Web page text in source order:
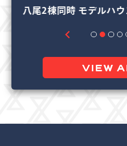
リフォーム＆リノベーシ
VIEW